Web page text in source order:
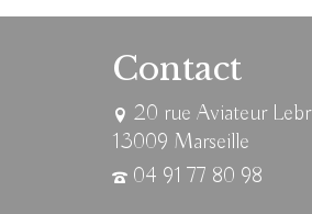
Contact
20 rue Aviateur
13009 Marseille
04 91 77 80 98